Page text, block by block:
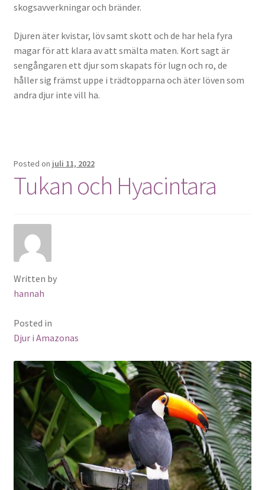
skogsavverkningar och bränder.
Djuren äter kvistar, löv samt skott och de har hela fyra
magar för att klara av att smälta maten. Kort sagt är
sengångaren ett djur som skapats för lugn och ro, de
håller sig främst uppe i trädtopparna och äter löven som
andra djur inte vill ha.
Posted on juli 11, 2022
Tukan och Hyacintara
Written by
hannah
Posted in
Djur i Amazonas